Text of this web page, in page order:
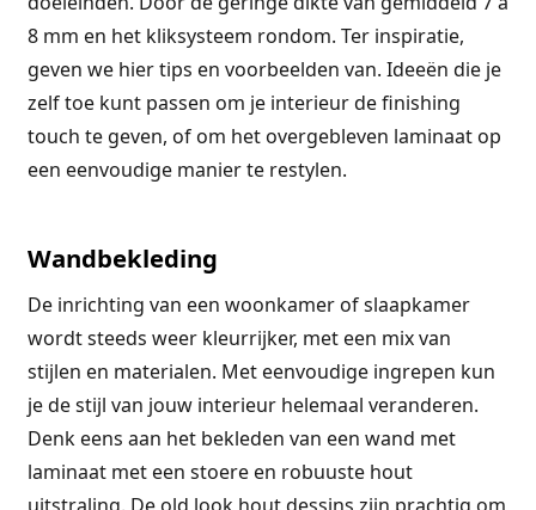
8 mm en het kliksysteem rondom. Ter inspiratie,
geven we hier tips en voorbeelden van. Ideeën die je
zelf toe kunt passen om je interieur de finishing
touch te geven, of om het overgebleven laminaat op
een eenvoudige manier te restylen.
Wandbekleding
De inrichting van een woonkamer of slaapkamer
wordt steeds weer kleurrijker, met een mix van
stijlen en materialen. Met eenvoudige ingrepen kun
je de stijl van jouw interieur helemaal veranderen.
Denk eens aan het bekleden van een wand met
laminaat met een stoere en robuuste hout